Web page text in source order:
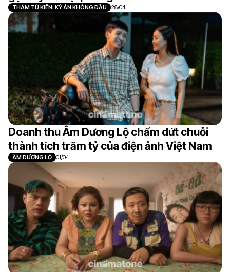
THÁM TỬ KIÊN: KỲ ÁN KHÔNG ĐẦU 28/04
Doanh thu Âm Dương Lộ chấm dứt chuỗi
thành tích trăm tỷ của điện ảnh Việt Nam
ÂM DƯƠNG LỘ 01/04